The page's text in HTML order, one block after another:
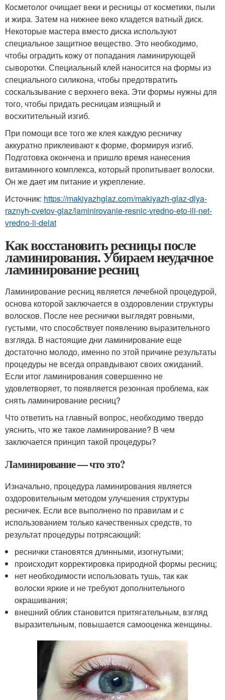
Косметолог очищает веки и ресницы от косметики, пыли
и жира. Затем на нижнее веко кладется ватный диск.
Некоторые мастера вместо диска используют
специальное защитное вещество. Это необходимо,
чтобы оградить кожу от попадания ламинирующей
сыворотки. Специальный клей наносится на формы из
специального силикона, чтобы предотвратить
соскальзывание с верхнего века. Эти формы нужны для
того, чтобы придать ресницам изящный и
восхитительный изгиб.
При помощи все того же клея каждую ресничку
аккуратно приклеивают к форме, формируя изгиб.
Подготовка окончена и пришло время нанесения
витаминного комплекса, который пропитывает волоски.
Он же дает им питание и укрепление.
Источник: https://makiyazhglaz.com/makiyazh-glaz-dlya-
raznyh-cvetov-glaz/laminirovanie-resnic-vredno-eto-ili-net-
vredno-li-delat
Как восстановить ресницы после
ламинирования. Убираем неудачное
ламинирование ресниц
Ламинирование ресниц является лечебной процедурой,
основа которой заключается в оздоровлении структуры
волосков. После нее реснички выглядят ровными,
густыми, что способствует появлению выразительного
взгляда. В настоящие дни ламинирование еще
достаточно молодо, именно по этой причине результаты
процедуры не всегда оправдывают своих ожиданий.
Если итог ламинирования совершенно не
удовлетворяет, то появляется резонная проблема, как
снять ламинирование ресниц?
Что ответить на главный вопрос, необходимо твердо
уяснить, что же такое ламинирование? В чем
заключается принцип такой процедуры?
Ламинирование — что это?
Изначально, процедура ламинирования является
оздоровительным методом улучшения структуры
ресничек. Если все выполнено по правилам и с
использованием только качественных средств, то
результат процедуры потрясающий:
реснички становятся длинными, изогнутыми;
происходит корректировка природной формы ресниц;
нет необходимости использовать тушь, так как
волоски яркие и не требуют дополнительного
окрашивания;
внешний облик становится притягательным, взгляд
выразительным, повышается самооценка женщины.